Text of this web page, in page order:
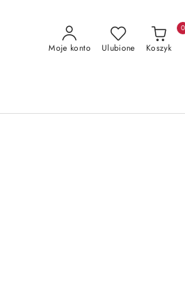
Moje konto Ulubione Koszyk
0